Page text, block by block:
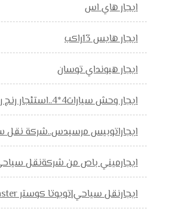
ايجار هاي اس
ايجار هايس 13راكب
ايجار هيونداي توسان
ايجار وحش سيارات4*4..استئجار رنج روفر
ايجاراتوبيس مرسيدس..شركة نقل
ايجارميني باص من شركةنقل
ايجارنقل سياحي|تويوتا كوستر ToyotaCoaster